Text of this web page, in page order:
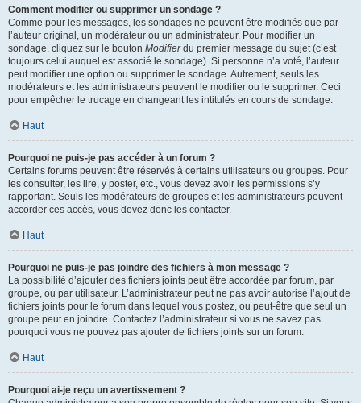
Comment modifier ou supprimer un sondage ?
Comme pour les messages, les sondages ne peuvent être modifiés que par
l’auteur original, un modérateur ou un administrateur. Pour modifier un
sondage, cliquez sur le bouton Modifierdu premier message du sujet (c’est
toujours celui auquel est associé le sondage). Si personne n’a voté, l’auteur
peut modifier une option ou supprimer le sondage. Autrement, seuls les
modérateurs et les administrateurs peuvent le modifier ou le supprimer. Ceci
pour empêcher le trucage en changeant les intitulés en cours de sondage.
Haut
Pourquoi ne puis-je pas accéder à un forum ?
Certains forums peuvent être réservés à certains utilisateurs ou groupes. Pour
les consulter, les lire, y poster, etc., vous devez avoir les permissions s’y
rapportant. Seuls les modérateurs de groupes et les administrateurs peuvent
accorder ces accès, vous devez donc les contacter.
Haut
Pourquoi ne puis-je pas joindre des fichiers à mon message ?
La possibilité d’ajouter des fichiers joints peut être accordée par forum, par
groupe, ou par utilisateur. L’administrateur peut ne pas avoir autorisé l’ajout de
fichiers joints pour le forum dans lequel vous postez, ou peut-être que seul un
groupe peut en joindre. Contactez l’administrateur si vous ne savez pas
pourquoi vous ne pouvez pas ajouter de fichiers joints sur un forum.
Haut
Pourquoi ai-je reçu un avertissement ?